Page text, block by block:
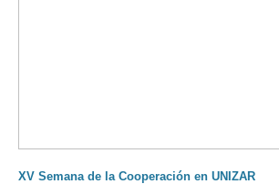
XV Semana de la Cooperación en UNIZAR